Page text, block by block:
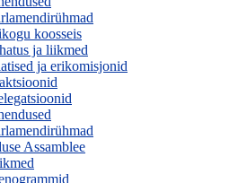
koosseis
ja liikmed
ja erikomisjonid
Assamblee